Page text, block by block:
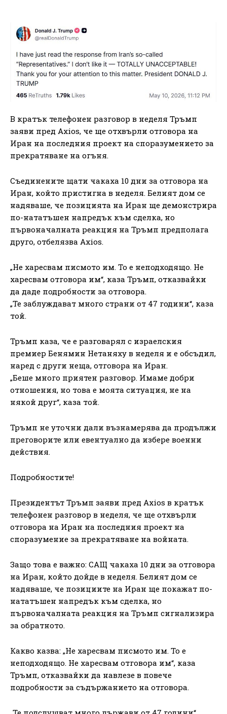
В кратък телефонен разговор в неделя Тръмп
заяви пред Axios, че ще отхвърли отговора на
Иран на последния проект на споразумението за
прекратяване на огъня.
Съединените щати чакаха 10 дни за отговора на
Иран, който пристигна в неделя. Белият дом се
надяваше, че позицията на Иран ще демонстрира
по-нататъшен напредък към сделка, но
първоначалната реакция на Тръмп предполага
друго, отбелязва Axios.
„Не харесвам писмото им. То е неподходящо. Не
харесвам отговора им“, каза Тръмп, отказвайки
да даде подробности за отговора.
„Те заблуждават много страни от 47 години“, каза
той.
Тръмп каза, че е разговарял с израелския
премиер Бенямин Нетаняху в неделя и е обсъдил,
наред с други неща, отговора на Иран.
„Беше много приятен разговор. Имаме добри
отношения, но това е моята ситуация, не на
някой друг“, каза той.
Тръмп не уточни дали възнамерява да продължи
преговорите или евентуално да избере военни
действия.
Подробностите!
Президентът Тръмп заяви пред Axios в кратък
телефонен разговор в неделя, че ще отхвърли
отговора на Иран на последния проект на
споразумение за прекратяване на войната.
Защо това е важно: САЩ чакаха 10 дни за отговора
на Иран, който дойде в неделя. Белият дом се
надяваше, че позициите на Иран ще покажат по-
нататъшен напредък към сделка, но
първоначалната реакция на Тръмп сигнализира
за обратното.
Какво казва: „Не харесвам писмото им. То е
неподходящо. Не харесвам отговора им“, каза
Тръмп, отказвайки да навлезе в повече
подробности за съдържанието на отговора.